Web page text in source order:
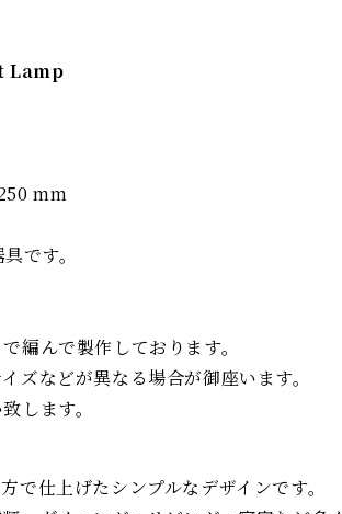
Lamp
mm
です。
編んで製作しております。
ズなどが異なる場合が御座います。
します。
で仕上げたシンプルなデザインです。